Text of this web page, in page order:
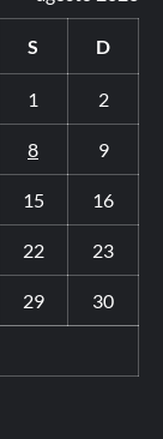
S D
1 2
8 9
15 16
22 23
29 30